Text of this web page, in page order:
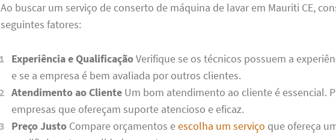
Ao buscar um serviço de conserto de máquina de lavar em Mauriti CE,
seguintes fatores:
Experiência e QualificaçãoVerifique se os técnicos possuem a
e se a empresa é bem avaliada por outros clientes.
Atendimento ao ClienteUm bom atendimento ao cliente é essencial.
empresas que ofereçam suporte atencioso e eficaz.
Preço JustoCompare orçamentos eescolha um serviço que ofereça